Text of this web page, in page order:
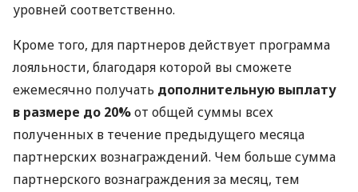
уровней соответственно.
Кроме того, для партнеров действует программа
лояльности, благодаря которой вы сможете
ежемесячно получать дополнительную выплату
в размере до 20%от общей суммы всех
полученных в течение предыдущего месяца
партнерских вознаграждений. Чем больше сумма
партнерского вознаграждения за месяц, тем